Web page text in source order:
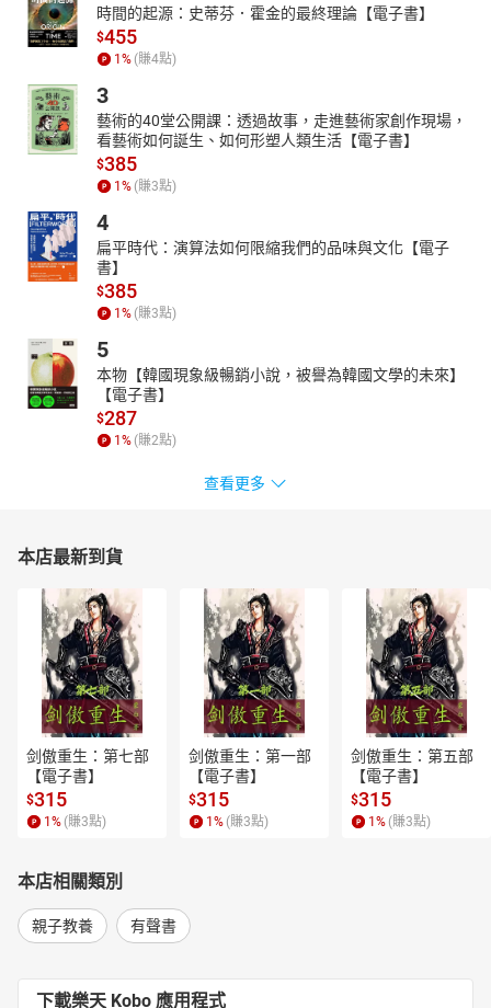
時間的起源：史蒂芬．霍金的最終理論【電子書】
$455
1% (賺4點)
3
藝術的40堂公開課：透過故事，走進藝術家創作現場，
看藝術如何誕生、如何形塑人類生活【電子書】
$385
1% (賺3點)
4
扁平時代：演算法如何限縮我們的品味與文化【電子
書】
$385
1% (賺3點)
5
本物【韓國現象級暢銷小說，被譽為韓國文學的未來】
【電子書】
$287
1% (賺2點)
查看更多
本店最新到貨
剑傲重生：第七部
【電子書】
$315
1 % (賺3點)
剑傲重生：第一部
【電子書】
$315
1 % (賺3點)
剑傲重生：第五部
【電子書】
$315
1 % (賺3點)
本店相關類別
親子教養 有聲書
下載樂天 Kobo 應用程式